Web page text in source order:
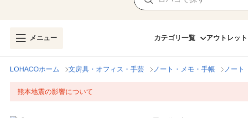
メニュー カテゴリ一覧 アウトレット
LOHACOホーム 文房具・オフィス・手芸 ノート・メモ・手帳 ノート
熊本地震の影響について